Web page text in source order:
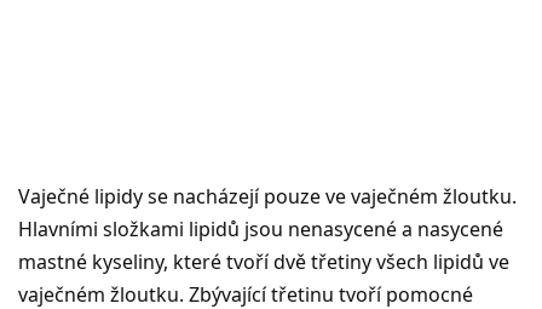
Vaječné lipidy se nacházejí pouze ve vaječném žloutku.
Hlavními složkami lipidů jsou nenasycené a nasycené
mastné kyseliny, které tvoří dvě třetiny všech lipidů ve
vaječném žloutku. Zbývající třetinu tvoří pomocné